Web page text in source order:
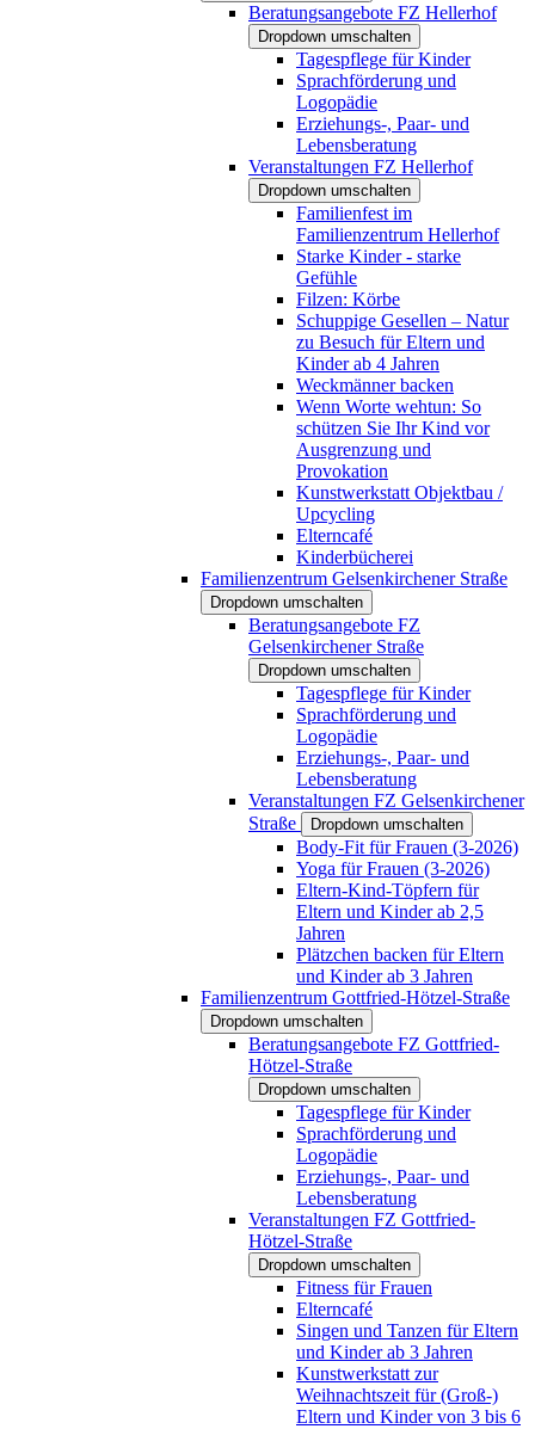
Beratungsangebote FZ Hellerhof
Dropdown umschalten
Tagespflege für Kinder
Sprachförderung und
Logopädie
Erziehungs-, Paar- und
Lebensberatung
Veranstaltungen FZ Hellerhof
Dropdown umschalten
Familienfest im
Familienzentrum Hellerhof
Starke Kinder - starke
Gefühle
Filzen: Körbe
Schuppige Gesellen – Natur
zu Besuch für Eltern und
Kinder ab 4 Jahren
Weckmänner backen
Wenn Worte wehtun: So
schützen Sie Ihr Kind vor
Ausgrenzung und
Provokation
Kunstwerkstatt Objektbau /
Upcycling
Elterncafé
Kinderbücherei
Familienzentrum Gelsenkirchener Straße
Dropdown umschalten
Beratungsangebote FZ
Gelsenkirchener Straße
Dropdown umschalten
Tagespflege für Kinder
Sprachförderung und
Logopädie
Erziehungs-, Paar- und
Lebensberatung
Veranstaltungen FZ Gelsenkirchener
Straße
Dropdown umschalten
Body-Fit für Frauen (3-2026)
Yoga für Frauen (3-2026)
Eltern-Kind-Töpfern für
Eltern und Kinder ab 2,5
Jahren
Plätzchen backen für Eltern
und Kinder ab 3 Jahren
Familienzentrum Gottfried-Hötzel-Straße
Dropdown umschalten
Beratungsangebote FZ Gottfried-
Hötzel-Straße
Dropdown umschalten
Tagespflege für Kinder
Sprachförderung und
Logopädie
Erziehungs-, Paar- und
Lebensberatung
Veranstaltungen FZ Gottfried-
Hötzel-Straße
Dropdown umschalten
Fitness für Frauen
Elterncafé
Singen und Tanzen für Eltern
und Kinder ab 3 Jahren
Kunstwerkstatt zur
Weihnachtszeit für (Groß-)
Eltern und Kinder von 3 bis 6